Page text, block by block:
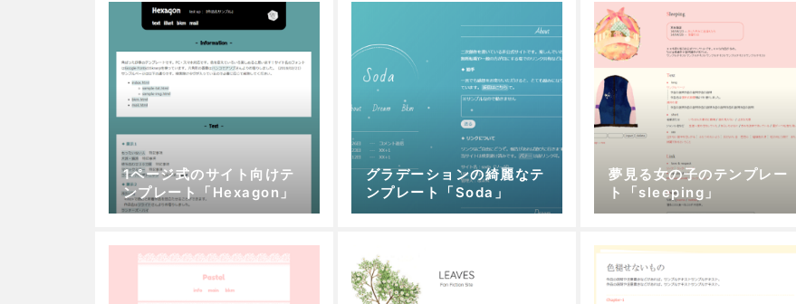
1ページ式のサイト向けテ
ンプレート「Hexagon」
グラデーションの綺麗なテ
ンプレート「Soda」
夢見る女の子のテンプレー
ト「sleeping」